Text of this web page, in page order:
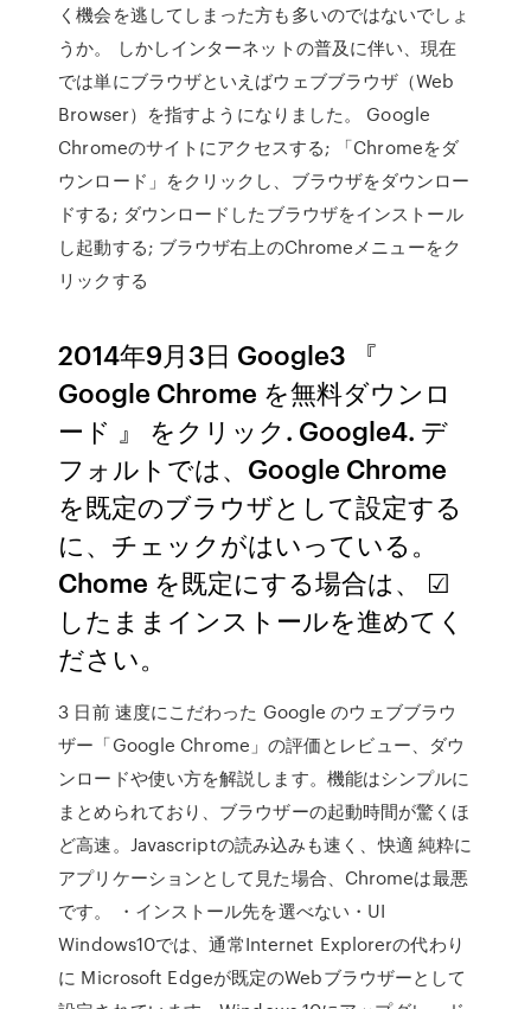
く機会を逃してしまった方も多いのではないでしょ
うか。 しかしインターネットの普及に伴い、現在
では単にブラウザといえばウェブブラウザ（Web
Browser）を指すようになりました。 Google
Chromeのサイトにアクセスする; 「Chromeをダ
ウンロード」をクリックし、ブラウザをダウンロー
ドする; ダウンロードしたブラウザをインストール
し起動する; ブラウザ右上のChromeメニューをク
リックする
2014年9月3日 Google3 『
Google Chrome を無料ダウンロ
ード 』 をクリック. Google4. デ
フォルトでは、Google Chrome
を既定のブラウザとして設定する
に、チェックがはいっている。
Chome を既定にする場合は、 ☑
したままインストールを進めてく
ださい。
3 日前 速度にこだわった Google のウェブブラウ
ザー「Google Chrome」の評価とレビュー、ダウ
ンロードや使い方を解説します。機能はシンプルに
まとめられており、ブラウザーの起動時間が驚くほ
ど高速。Javascriptの読み込みも速く、快適 純粋に
アプリケーションとして見た場合、Chromeは最悪
です。 ・インストール先を選べない・UI
Windows10では、通常Internet Explorerの代わり
に Microsoft Edgeが既定のWebブラウザーとして